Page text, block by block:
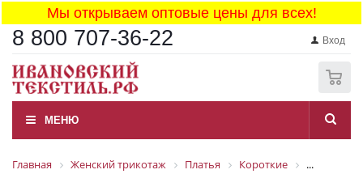
Мы открываем оптовые цены для всех!
8 800 707-36-22 Вход
МЕНЮ
Главная Женский трикотаж Платья Короткие ...